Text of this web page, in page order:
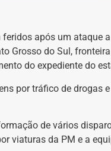
após um ataque
Grosso do Sul,
do expediente do
por tráfico de drogas
de vários
viaturas da PM e a